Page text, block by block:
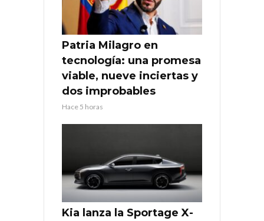
Patria Milagro en
tecnología: una promesa
viable, nueve inciertas y
dos improbables
Hace 5 horas
Kia lanza la Sportage X-